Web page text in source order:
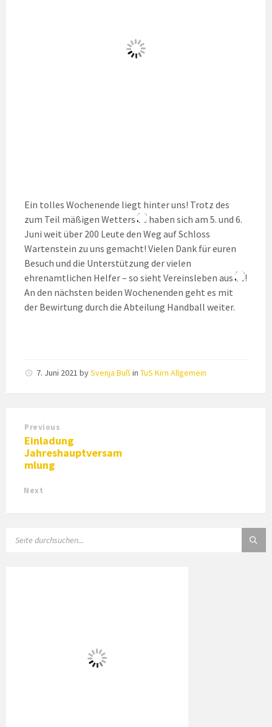
Ein tolles Wochenende liegt hinter uns! Trotz des
zum Teil mäßigen Wetters
haben sich am 5. und 6.
Juni weit über 200 Leute den Weg auf Schloss
Wartenstein zu uns gemacht! Vielen Dank für euren
Besuch und die Unterstützung der vielen
ehrenamtlichen Helfer – so sieht Vereinsleben aus
!
An den nächsten beiden Wochenenden geht es mit
der Bewirtung durch die Abteilung Handball weiter.
7. Juni 2021 bySvenja Buß in TuS Kirn Allgemein
Previous
Einladung
Jahreshauptversam
mlung
Next